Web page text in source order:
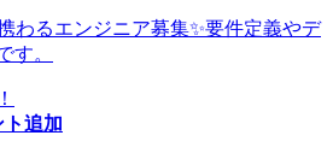
わるエンジニア募集✨要件定義やデ
す。
追加